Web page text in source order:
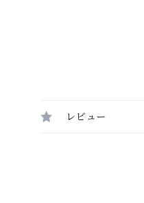
レビュー